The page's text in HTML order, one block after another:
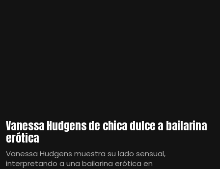
Vanessa Hudgens de chica dulce a bailarina
erótica
Vanessa Hudgens muestra su lado sensual,
interpretando a una bailarina erótica en